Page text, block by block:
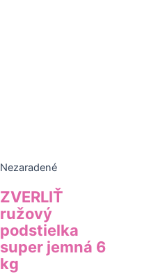
Nezaradené
ZVERLIŤ
ružový
podstielka
super jemná 6
kg